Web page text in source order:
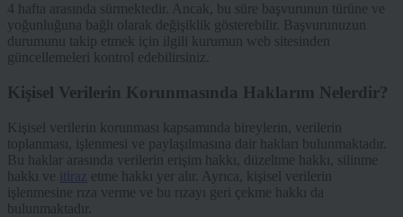
4 hafta arasında sürmektedir. Ancak, bu süre başvurunun türüne ve
yoğunluğuna bağlı olarak değişiklik gösterebilir. Başvurunuzun
durumunu takip etmek için ilgili kurumun web sitesinden
güncellemeleri kontrol edebilirsiniz.
Kişisel Verilerin Korunmasında Haklarım Nelerdir?
Kişisel verilerin korunması kapsamında bireylerin, verilerin
toplanması, işlenmesi ve paylaşılmasına dair hakları bulunmaktadır.
Bu haklar arasında verilerin erişim hakkı, düzeltme hakkı, silinme
hakkı ve itiraz etme hakkı yer alır. Ayrıca, kişisel verilerin
işlenmesine rıza verme ve bu rızayı geri çekme hakkı da
bulunmaktadır.